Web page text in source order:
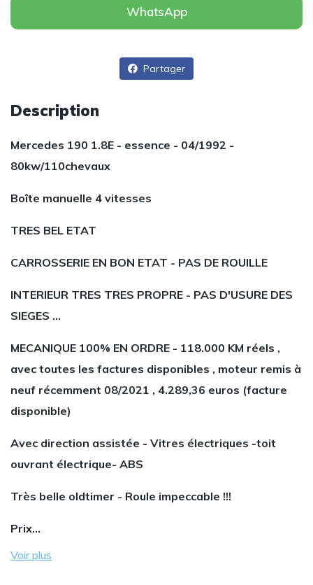
WhatsApp
Partager
Description
Mercedes 190 1.8E - essence - 04/1992 -
80kw/110chevaux
Boîte manuelle 4 vitesses
TRES BEL ETAT
CARROSSERIE EN BON ETAT - PAS DE ROUILLE
INTERIEUR TRES TRES PROPRE - PAS D'USURE DES
SIEGES ...
MECANIQUE 100% EN ORDRE - 118.000 KM réels ,
avec toutes les factures disponibles , moteur remis à
neuf récemment 08/2021 , 4.289,36 euros (facture
disponible)
Avec direction assistée - Vitres électriques -toit
ouvrant électrique- ABS
Très belle oldtimer - Roule impeccable !!!
Prix…
Voir plus